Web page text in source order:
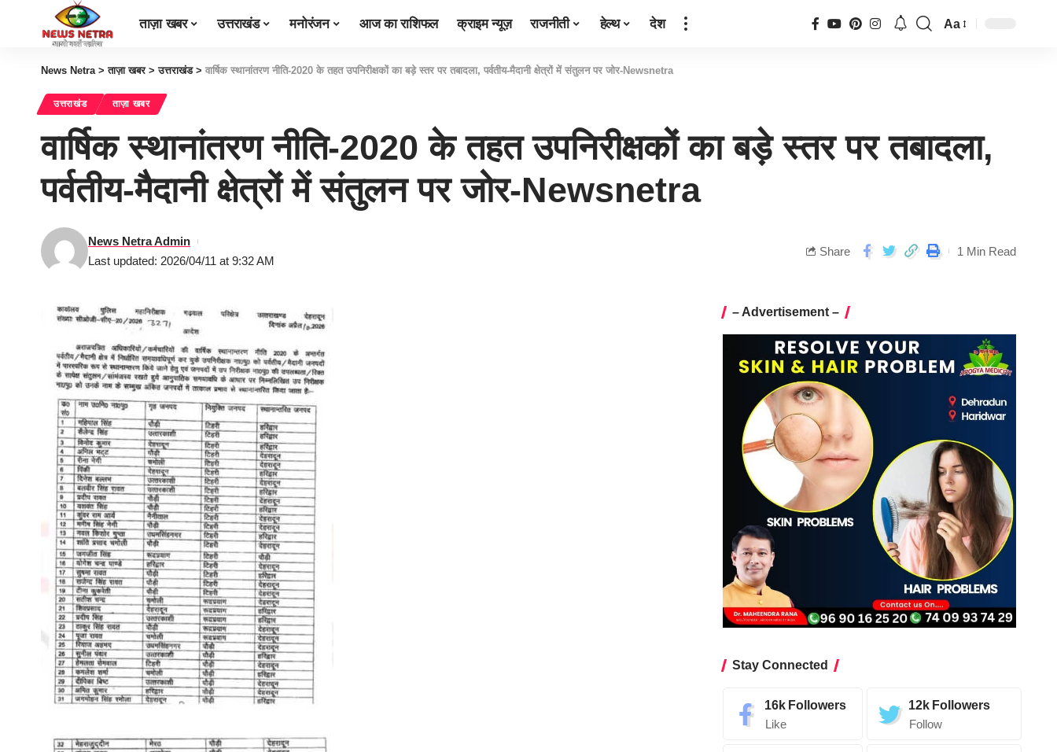
ताज़ा खबर उत्तराखंड मनोरंजन आज का राशिफल क्राइम न्यूज़ राजनीती हेल्थ देश Aa
News Netra>ताज़ा खबर>उत्तराखंड> वार्षिक स्थानांतरण नीति-2020 के तहत उपनिरीक्षकों का बड़े स्तर पर तबादला, पर्वतीय-मैदानी क्षेत्रों में संतुलन पर जोर-Newsnetra
उत्तराखंड ताज़ा खबर
वार्षिक स्थानांतरण नीति-2020 के तहत उपनिरीक्षकों का बड़े स्तर पर तबादला,
पर्वतीय-मैदानी क्षेत्रों में संतुलन पर जोर-Newsnetra
Last updated: 2026/04/11 at 9:32 AM
News Netra Admin
Share 1 Min Read
– Advertisement –
Stay Connected
16k Followers
Like
12k Followers
Follow